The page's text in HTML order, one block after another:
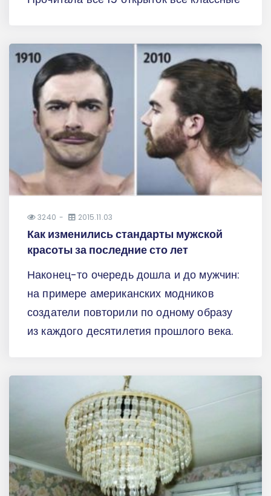
3240 2015.11.03
Как изменились стандарты мужской
красоты за последние сто лет
Наконец-то очередь дошла и до мужчин:
на примере американских модников
создатели повторили по одному образу
из каждого десятилетия прошлого века.